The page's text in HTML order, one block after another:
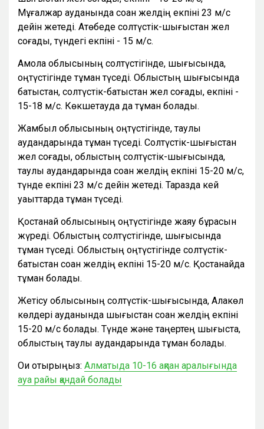
Мұғалжар ауданында соққан желдің екпіні 23 м/с
дейін жетеді. Ақтөбеде солтүстік-шығыстан жел
соғады, түндегі екпіні - 15 м/с.
Ақмола облысының солтүстігінде, шығысында,
оңтүстігінде тұман түседі. Облыстың шығысында
батыстан, солтүстік-батыстан жел соғады, екпіні -
15-18 м/с. Көкшетауда да тұман болады.
Жамбыл облысының оңтүстігінде, таулы
аудандарында тұман түседі. Солтүстік-шығыстан
жел соғады, облыстың солтүстік-шығысында,
таулы аудандарында соққан желдің екпіні 15-20 м/с,
түнде екпіні 23 м/с дейін жетеді. Таразда кей
уақыттарда тұман түседі.
Қостанай облысының оңтүстігінде жаяу бұрқасын
жүреді. Облыстың солтүстігінде, шығысында
тұман түседі. Облыстың оңтүстігінде солтүстік-
батыстан соққан желдің екпіні 15-20 м/с. Қостанайда
тұман болады.
Жетісу облысының солтүстік-шығысында, Алакөл
көлдері ауданында шығыстан соққан желдің екпіні
15-20 м/с болады. Түнде және таңертең шығыста,
облыстың таулы аудандарында тұман болады.
Оқи отырыңыз: Алматыда 10-16 ақпан аралығында
ауа райы қандай болады